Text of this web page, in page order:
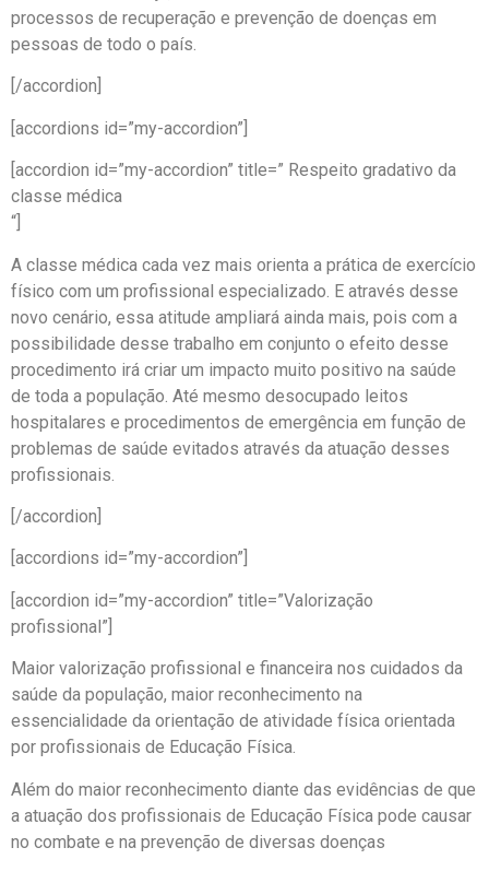
processos de recuperação e prevenção de doenças em
pessoas de todo o país.
[/accordion]
[accordions id=”my-accordion”]
[accordion id=”my-accordion” title=” Respeito gradativo da
classe médica
“]
A classe médica cada vez mais orienta a prática de exercício
físico com um profissional especializado. E através desse
novo cenário, essa atitude ampliará ainda mais, pois com a
possibilidade desse trabalho em conjunto o efeito desse
procedimento irá criar um impacto muito positivo na saúde
de toda a população. Até mesmo desocupado leitos
hospitalares e procedimentos de emergência em função de
problemas de saúde evitados através da atuação desses
profissionais.
[/accordion]
[accordions id=”my-accordion”]
[accordion id=”my-accordion” title=”Valorização
profissional”]
Maior valorização profissional e financeira nos cuidados da
saúde da população, maior reconhecimento na
essencialidade da orientação de atividade física orientada
por profissionais de Educação Física.
Além do maior reconhecimento diante das evidências de que
a atuação dos profissionais de Educação Física pode causar
no combate e na prevenção de diversas doenças